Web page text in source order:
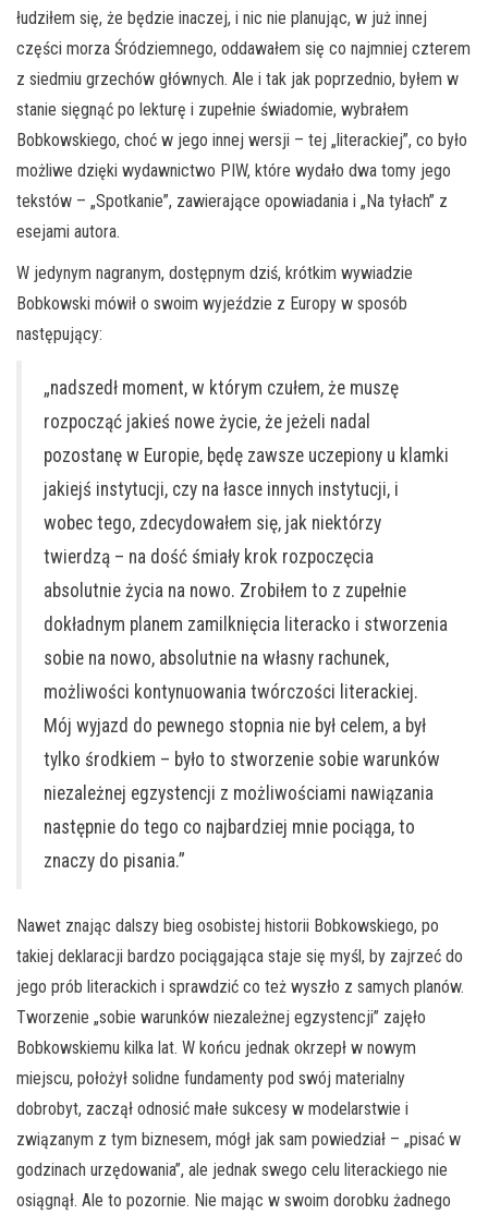
łudziłem się, że będzie inaczej, i nic nie planując, w już innej
części morza Śródziemnego, oddawałem się co najmniej czterem
z siedmiu grzechów głównych. Ale i tak jak poprzednio, byłem w
stanie sięgnąć po lekturę i zupełnie świadomie, wybrałem
Bobkowskiego, choć w jego innej wersji – tej „literackiej”, co było
możliwe dzięki wydawnictwo PIW, które wydało dwa tomy jego
tekstów – „Spotkanie”, zawierające opowiadania i „Na tyłach” z
esejami autora.
W jedynym nagranym, dostępnym dziś, krótkim wywiadzie
Bobkowski mówił o swoim wyjeździe z Europy w sposób
następujący:
„nadszedł moment, w którym czułem, że muszę
rozpocząć jakieś nowe życie, że jeżeli nadal
pozostanę w Europie, będę zawsze uczepiony u klamki
jakiejś instytucji, czy na łasce innych instytucji, i
wobec tego, zdecydowałem się, jak niektórzy
twierdzą – na dość śmiały krok rozpoczęcia
absolutnie życia na nowo. Zrobiłem to z zupełnie
dokładnym planem zamilknięcia literacko i stworzenia
sobie na nowo, absolutnie na własny rachunek,
możliwości kontynuowania twórczości literackiej.
Mój wyjazd do pewnego stopnia nie był celem, a był
tylko środkiem – było to stworzenie sobie warunków
niezależnej egzystencji z możliwościami nawiązania
następnie do tego co najbardziej mnie pociąga, to
znaczy do pisania.”
Nawet znając dalszy bieg osobistej historii Bobkowskiego, po
takiej deklaracji bardzo pociągająca staje się myśl, by zajrzeć do
jego prób literackich i sprawdzić co też wyszło z samych planów.
Tworzenie „sobie warunków niezależnej egzystencji” zajęło
Bobkowskiemu kilka lat. W końcu jednak okrzepł w nowym
miejscu, położył solidne fundamenty pod swój materialny
dobrobyt, zaczął odnosić małe sukcesy w modelarstwie i
związanym z tym biznesem, mógł jak sam powiedział – „pisać w
godzinach urzędowania”, ale jednak swego celu literackiego nie
osiągnął. Ale to pozornie. Nie mając w swoim dorobku żadnego